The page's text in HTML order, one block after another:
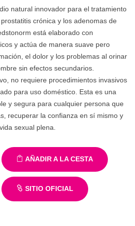
natural innovador para el tratamiento
crónica y los adenomas de
está elaborado con
y actúa de manera suave pero
el dolor y los problemas al orinar
sin efectos secundarios.
no requiere procedimientos invasivos
para uso doméstico. Esta es una
y segura para cualquier persona que
recuperar la confianza en sí mismo y
sexual plena.
AÑADIR A LA CESTA
SITIO OFICIAL